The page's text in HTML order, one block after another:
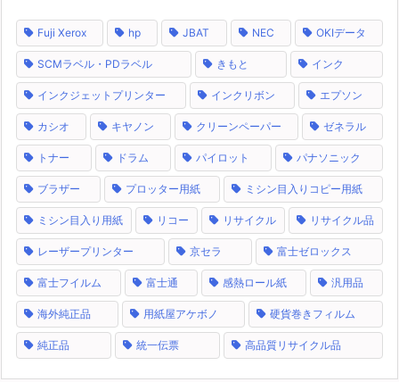
Fuji Xerox hp JBAT NEC OKIデータ
SCMラベル・PDラベル きもと インク
インクジェットプリンター インクリボン エプソン
カシオ キヤノン クリーンペーパー ゼネラル
トナー ドラム パイロット パナソニック
ブラザー プロッター用紙 ミシン目入りコピー用紙
ミシン目入り用紙 リコー リサイクル リサイクル品
レーザープリンター 京セラ 富士ゼロックス
富士フイルム 富士通 感熱ロール紙 汎用品
海外純正品 用紙屋アケボノ 硬貨巻きフィルム
純正品 統一伝票 高品質リサイクル品